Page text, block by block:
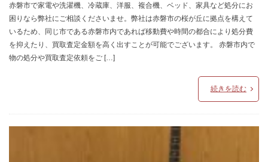
赤磐市で家電や洗濯機、冷蔵庫、洋服、複合機、ベッド、家具など処分にお
困りなら弊社にご相談くださいませ。弊社は赤磐市の桜が丘に拠点を構えて
いるため、同じ市である赤磐市内であれば移動費や時間の都合により処分費
を抑えたり、買取査定金額を高く出すことが可能でございます。 赤磐市内で
物の処分や買取査定依頼をご […]
続きを読む